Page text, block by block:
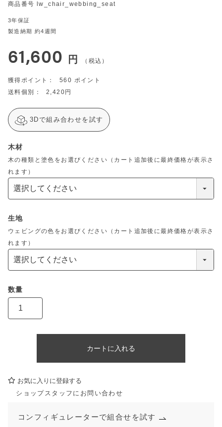
商品番号 lw_chair_webbing_seat
3年保証
製造納期 約4週間
61,600 税込
560
2,420
3Dで組み合わせを試す
木材
木の種類と塗色をお選びください（カート追加後に最終価格が表示さ
れます）
生地
ウェビングの色をお選びください（カート追加後に最終価格が表示さ
れます）
お気に入りに登録する
カートに入れる
ショップスタッフにお問い合わせ
コンフィギュレーターで組合せを試す